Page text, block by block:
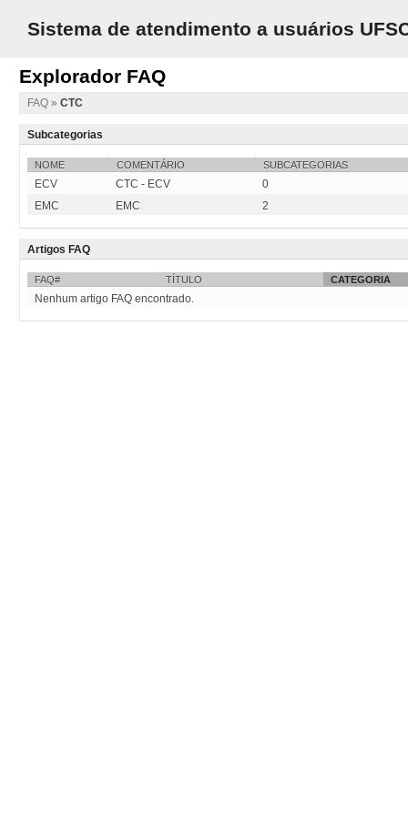
Sistema de atendimento a usuários
Explorador FAQ
FAQ » CTC
Subcategorias
NOME COMENTÁRIO SUBCATEGORIAS
ECV CTC - ECV
0
EMC
EMC 2
Artigos FAQ
FAQ# TÍTULO CATEGORIA
Nenhum artigo FAQ encontrado.